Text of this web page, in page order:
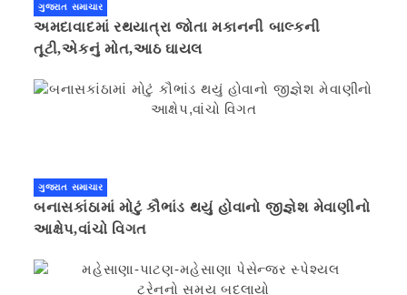
ગુજરાત સમાચાર
અમદાવાદમાં રથયાત્રા જોતા મકાનની બાલ્કની
તૂટી,એકનું મોત,આઠ ઘાયલ
ગુજરાત સમાચાર
બનાસકાંઠામાં મોટું કૌભાંડ થયું હોવાનો જીજ્ઞેશ મેવાણીનો
આક્ષેપ,વાંચો વિગત